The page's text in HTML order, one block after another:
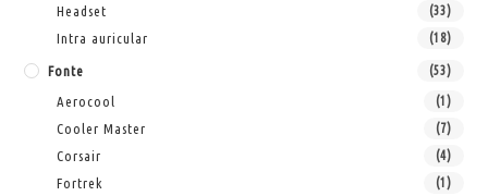
Headset (33)
Intra auricular (18)
Fonte (53)
Aerocool (1)
Cooler Master (7)
Corsair (4)
Fortrek (1)